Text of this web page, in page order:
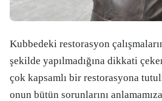
Kubbedeki restorasyon
şekilde yapılmadığına dikkati
çok kapsamlı bir restorasyona
onun bütün sorunlarını